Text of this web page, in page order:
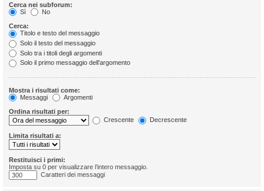
Cerca nei subforum:
Sì
No
Cerca:
Titolo e testo del messaggio
Solo il testo del messaggio
Solo tra i titoli degli argomenti
Solo il primo messaggio dell’argomento
Mostra i risultati come:
Messaggi
Argomenti
Ordina risultati per:
Crescente
Decrescente
Limita risultati a:
Restituisci i primi:
Imposta su 0 per visualizzare l’intero messaggio.
Caratteri dei messaggi